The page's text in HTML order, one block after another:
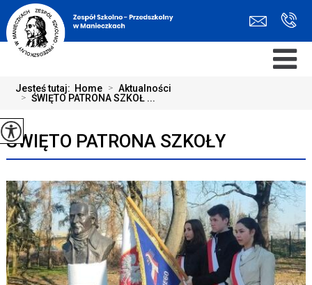
Jesteś tutaj: Home > Aktualności
> ŚWIĘTO PATRONA SZKOŁ ...
ŚWIĘTO PATRONA SZKOŁY